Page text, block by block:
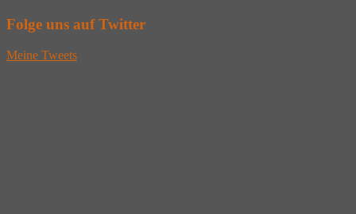
Folge uns auf Twitter
Meine Tweets